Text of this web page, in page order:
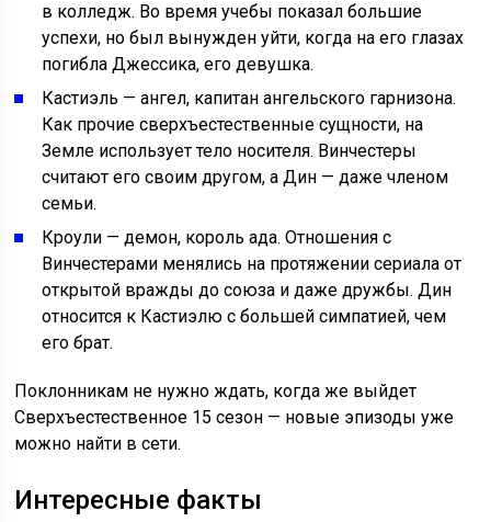
в колледж. Во время учебы показал большие
успехи, но был вынужден уйти, когда на его глазах
погибла Джессика, его девушка.
Кастиэль — ангел, капитан ангельского гарнизона.
Как прочие сверхъестественные сущности, на
Земле использует тело носителя. Винчестеры
считают его своим другом, а Дин — даже членом
семьи.
Кроули — демон, король ада. Отношения с
Винчестерами менялись на протяжении сериала от
открытой вражды до союза и даже дружбы. Дин
относится к Кастиэлю с большей симпатией, чем
его брат.
Поклонникам не нужно ждать, когда же выйдет
Сверхъестественное 15 сезон — новые эпизоды уже
можно найти в сети.
Интересные факты